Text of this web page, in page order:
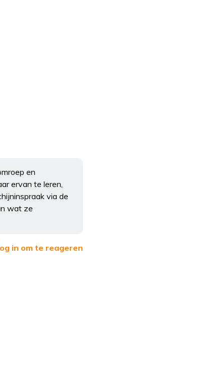
en
ervan te leren,
via de
wat ze
in om te reageren